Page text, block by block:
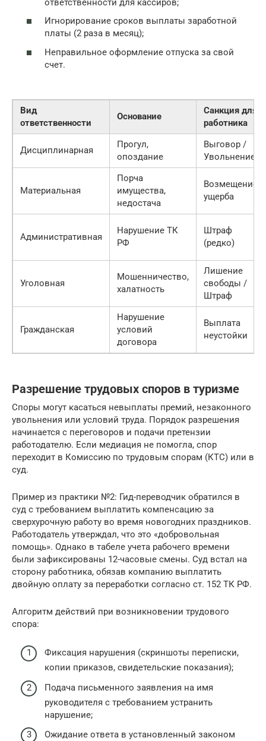
ответственности для кассиров;
Игнорирование сроков выплаты заработной
платы (2 раза в месяц);
Неправильное оформление отпуска за свой
счет.
Вид
ответственности
Основание
Санкция для
работника
Дисциплинарная
Прогул,
опоздание
Выговор /
Увольнение
Материальная
Порча
имущества,
недостача
Возмещение
ущерба
Административная
Нарушение ТК
РФ
Штраф
(редко)
Уголовная
Мошенничество,
халатность
Лишение
свободы /
Штраф
Гражданская
Нарушение
условий
договора
Выплата
неустойки
Разрешение трудовых споров в туризме
Споры могут касаться невыплаты премий, незаконного
увольнения или условий труда. Порядок разрешения
начинается с переговоров и подачи претензии
работодателю. Если медиация не помогла, спор
переходит в Комиссию по трудовым спорам (КТС) или в
суд.
Пример из практики №2: Гид-переводчик обратился в
суд с требованием выплатить компенсацию за
сверхурочную работу во время новогодних праздников.
Работодатель утверждал, что это «добровольная
помощь». Однако в табеле учета рабочего времени
были зафиксированы 12-часовые смены. Суд встал на
сторону работника, обязав компанию выплатить
двойную оплату за переработки согласно ст. 152 ТК РФ.
Алгоритм действий при возникновении трудового
спора:
Фиксация нарушения (скриншоты переписки,
копии приказов, свидетельские показания);
Подача письменного заявления на имя
руководителя с требованием устранить
нарушение;
Ожидание ответа в установленный законом